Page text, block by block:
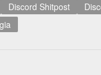
Discord Shitpost